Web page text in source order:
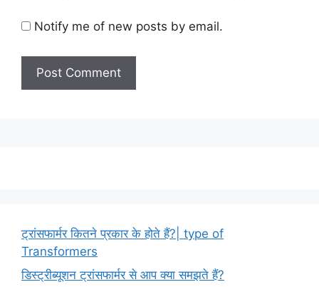
Notify me of new posts by email.
ट्रांसफार्मर कितने प्रकार के होते हैं?| type of
Transformers
डिस्ट्रीब्यूशन ट्रांसफार्मर से आप क्या समझते हैं?